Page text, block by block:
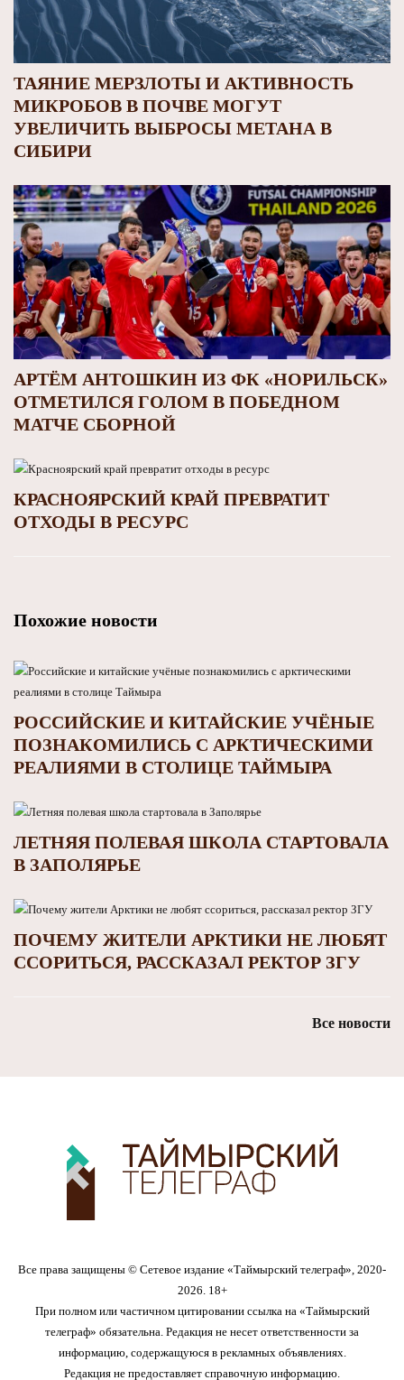
ТАЯНИЕ МЕРЗЛОТЫ И АКТИВНОСТЬ
МИКРОБОВ В ПОЧВЕ МОГУТ
УВЕЛИЧИТЬ ВЫБРОСЫ МЕТАНА В
СИБИРИ
АРТЁМ АНТОШКИН ИЗ ФК «НОРИЛЬСК»
ОТМЕТИЛСЯ ГОЛОМ В ПОБЕДНОМ
МАТЧЕ СБОРНОЙ
КРАСНОЯРСКИЙ КРАЙ ПРЕВРАТИТ
ОТХОДЫ В РЕСУРС
Похожие новости
РОССИЙСКИЕ И КИТАЙСКИЕ УЧЁНЫЕ
ПОЗНАКОМИЛИСЬ С АРКТИЧЕСКИМИ
РЕАЛИЯМИ В СТОЛИЦЕ ТАЙМЫРА
ЛЕТНЯЯ ПОЛЕВАЯ ШКОЛА СТАРТОВАЛА
В ЗАПОЛЯРЬЕ
ПОЧЕМУ ЖИТЕЛИ АРКТИКИ НЕ ЛЮБЯТ
ССОРИТЬСЯ, РАССКАЗАЛ РЕКТОР ЗГУ
Все новости
Все права защищены © Сетевое издание «Таймырский телеграф», 2020-
2026. 18+
При полном или частичном цитировании ссылка на «Таймырский
телеграф» обязательна. Редакция не несет ответственности за
информацию, содержащуюся в рекламных объявлениях.
Редакция не предоставляет справочную информацию.